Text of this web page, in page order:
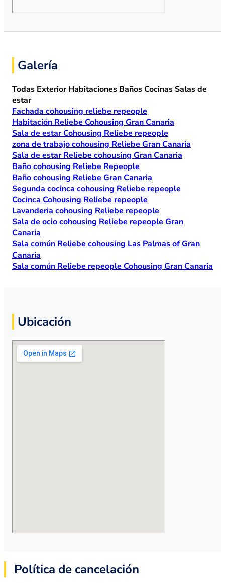
Galería
Todas ExteriorHabitaciones BañosCocinasSalas de
estar
Fachada cohousing reliebe repeople
Habitación Reliebe Cohousing Gran Canaria
Sala de estar Cohousing Reliebe repeople
zona de trabajo cohousing Reliebe Gran Canaria
Sala de estar Reliebe cohousing Gran Canaria
Baño cohousing Reliebe Repeople
Baño cohousing Reliebe Gran Canaria
Segunda cocinca cohousing Reliebe repeople
Cocinca Cohousing Reliebe repeople
Lavanderia cohousing Reliebe repeople
Sala de ocio cohousing Reliebe repeople Gran
Canaria
Sala común Reliebe cohousing Las Palmas of Gran
Canaria
Sala común Reliebe repeople Cohousing Gran Canaria
Ubicación
Política de cancelación